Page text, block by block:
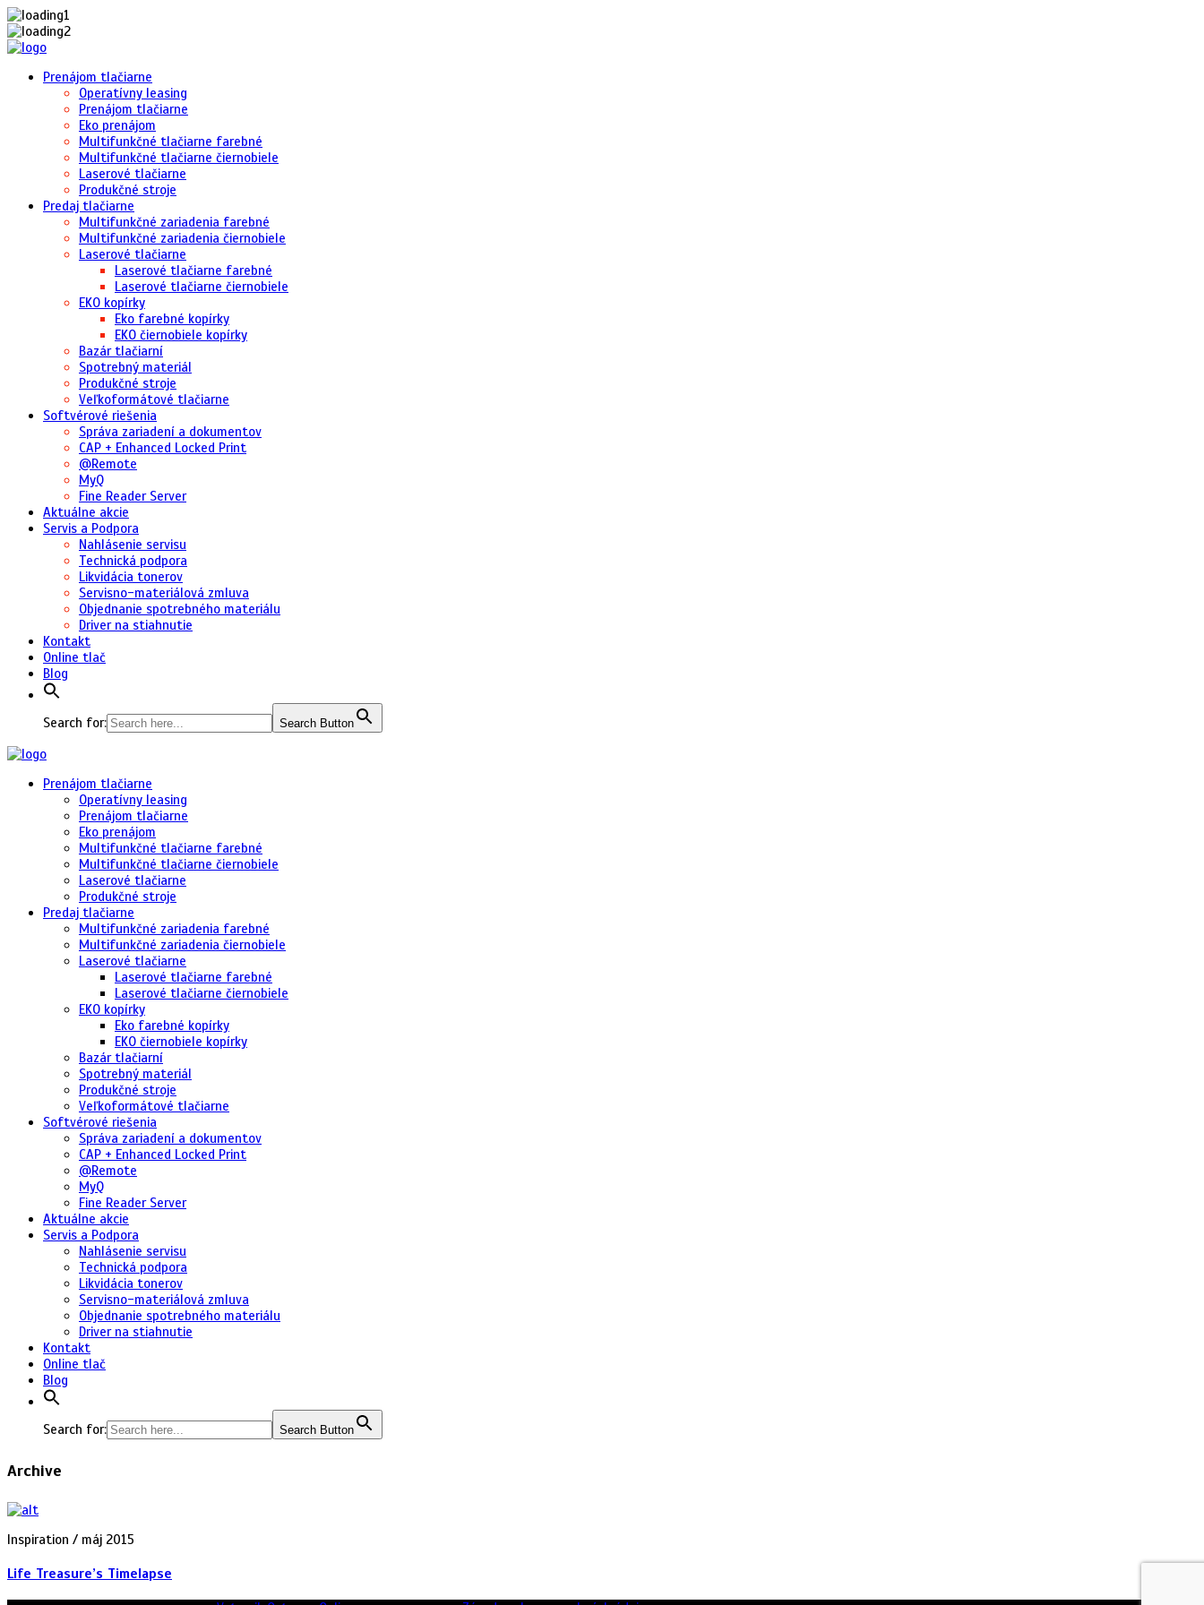
Prenájom tlačiarne
Operatívny leasing
Prenájom tlačiarne
Eko prenájom
Multifunkčné tlačiarne farebné
Multifunkčné tlačiarne čiernobiele
Laserové tlačiarne
Produkčné stroje
Predaj tlačiarne
Multifunkčné zariadenia farebné
Multifunkčné zariadenia čiernobiele
Laserové tlačiarne
Laserové tlačiarne farebné
Laserové tlačiarne čiernobiele
EKO kopírky
Eko farebné kopírky
EKO čiernobiele kopírky
Bazár tlačiarní
Spotrebný materiál
Produkčné stroje
Veľkoformátové tlačiarne
Softvérové riešenia
Správa zariadení a dokumentov
CAP + Enhanced Locked Print
@Remote
MyQ
Fine Reader Server
Aktuálne akcie
Servis a Podpora
Nahlásenie servisu
Technická podpora
Likvidácia tonerov
Servisno-materiálová zmluva
Objednanie spotrebného materiálu
Driver na stiahnutie
Kontakt
Online tlač
Blog
Search for: Search Button
Prenájom tlačiarne
Operatívny leasing
Prenájom tlačiarne
Eko prenájom
Multifunkčné tlačiarne farebné
Multifunkčné tlačiarne čiernobiele
Laserové tlačiarne
Produkčné stroje
Predaj tlačiarne
Multifunkčné zariadenia farebné
Multifunkčné zariadenia čiernobiele
Laserové tlačiarne
Laserové tlačiarne farebné
Laserové tlačiarne čiernobiele
EKO kopírky
Eko farebné kopírky
EKO čiernobiele kopírky
Bazár tlačiarní
Spotrebný materiál
Produkčné stroje
Veľkoformátové tlačiarne
Softvérové riešenia
Správa zariadení a dokumentov
CAP + Enhanced Locked Print
@Remote
MyQ
Fine Reader Server
Aktuálne akcie
Servis a Podpora
Nahlásenie servisu
Technická podpora
Likvidácia tonerov
Servisno-materiálová zmluva
Objednanie spotrebného materiálu
Driver na stiahnutie
Kontakt
Online tlač
Blog
Search for: Search Button
Archive
Inspiration / máj 2015
Life Treasure’s Timelapse